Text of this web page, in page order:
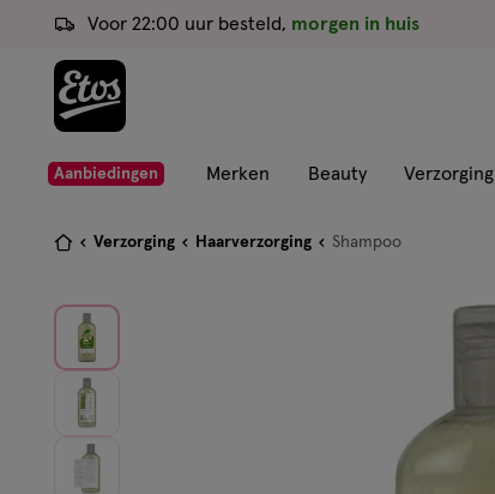
ga
de
hoofd
ga
de
naar
footer
Voor 22:00 uur besteld, morgen in huis
Aanbiedingen Merken Beauty Verzorging
Je
hier:
Verzorging Haarverzorging Shampoo